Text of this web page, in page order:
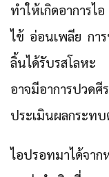
ทำให้เกิดอาการ
ไข้ อ่อนเพลีย กา
ลิ้นได้รับรสโลหะ
อาจมีอาการปวด
ประเมินผลกระท
ไอปรอทมาได้จาก